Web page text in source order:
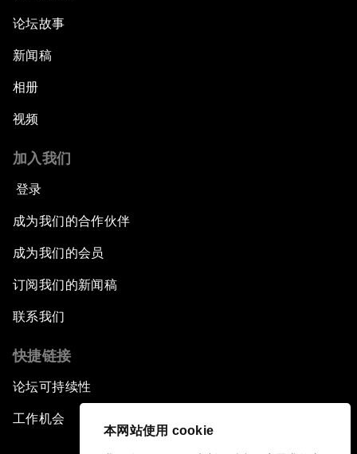
本网站使用 cookie
论坛故事
新闻稿
相册
视频
加入我们
登录
成为我们的合作伙伴
成为我们的会员
订阅我们的新闻稿
联系我们
快捷链接
论坛可持续性
工作机会